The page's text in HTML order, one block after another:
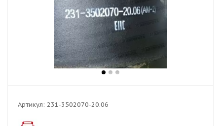
Артикул: 231-3502070-20.06